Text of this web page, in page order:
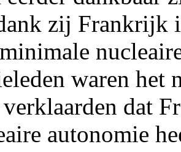
zij Frankrijk
waren het
dat
autonomie